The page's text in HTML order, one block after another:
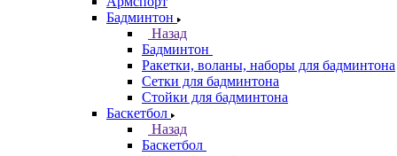
Бадминтон
Назад
Бадминтон
Ракетки, воланы, наборы для бадминтона
Сетки для бадминтона
Стойки для бадминтона
Баскетбол
Назад
Баскетбол